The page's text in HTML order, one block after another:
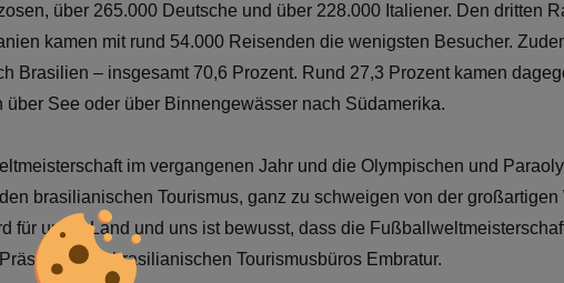
über 265.000 Deutsche und über 228.000 Italiener. Den dritten
kamen mit rund 54.000 Reisenden die wenigsten Besucher.
Brasilien – insgesamt 70,6 Prozent. Rund 27,3 Prozent kamen
See oder über Binnengewässer nach Südamerika.
im vergangenen Jahr und die Olympischen und
brasilianischen Tourismus, ganz zu schweigen von der großartigen
für unser Land und uns ist bewusst, dass die
des brasilianischen Tourismusbüros Embratur.